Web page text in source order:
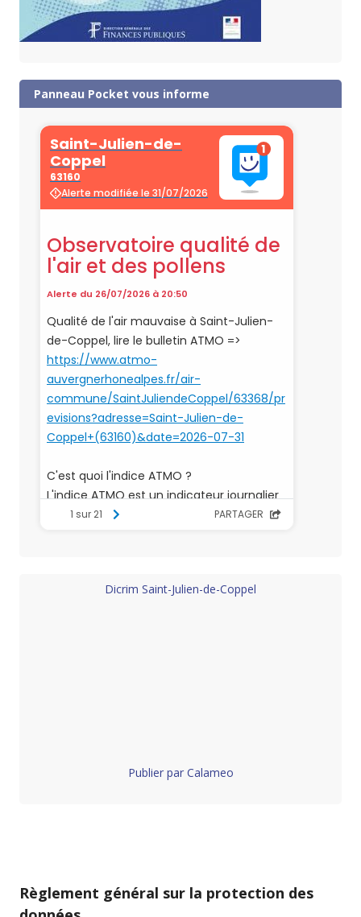
Panneau Pocket vous informe
Dicrim Saint-Julien-de-Coppel
Publier par Calameo
Règlement général sur la protection des